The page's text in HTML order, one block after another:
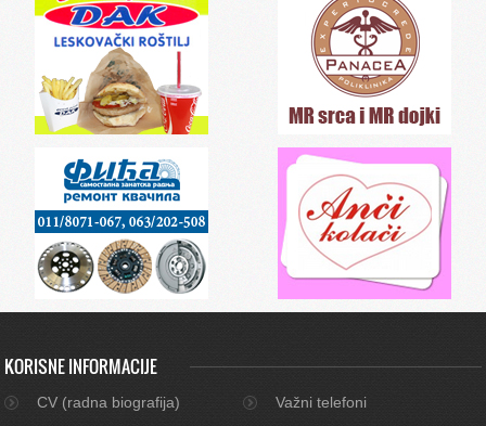
KORISNE INFORMACIJE
CV (radna biografija)
Važni telefoni